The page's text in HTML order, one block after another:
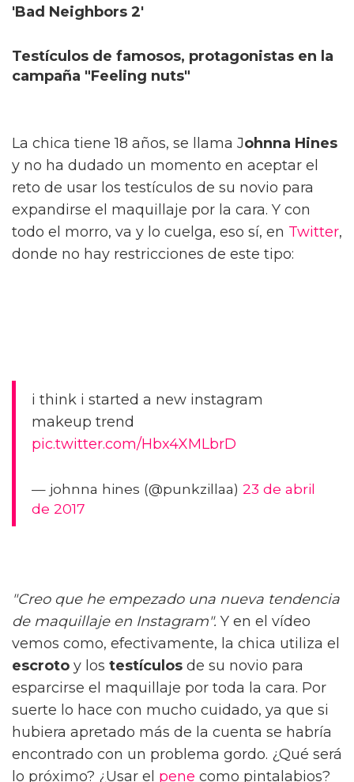
'Bad Neighbors 2'
Testículos de famosos, protagonistas en la
campaña "Feeling nuts"
La chica tiene 18 años, se llama Johnna Hines
y no ha dudado un momento en aceptar el
reto de usar los testículos de su novio para
expandirse el maquillaje por la cara. Y con
todo el morro, va y lo cuelga, eso sí, en Twitter,
donde no hay restricciones de este tipo:
i think i started a new instagram
makeup trend
pic.twitter.com/Hbx4XMLbrD
— johnna hines (@punkzillaa) 23 de abril
de 2017
"Creo que he empezado una nueva tendencia
de maquillaje en Instagram". Y en el vídeo
vemos como, efectivamente, la chica utiliza el
escroto y los testículos de su novio para
esparcirse el maquillaje por toda la cara. Por
suerte lo hace con mucho cuidado, ya que si
hubiera apretado más de la cuenta se habría
encontrado con un problema gordo. ¿Qué será
lo próximo? ¿Usar el pene como pintalabios?